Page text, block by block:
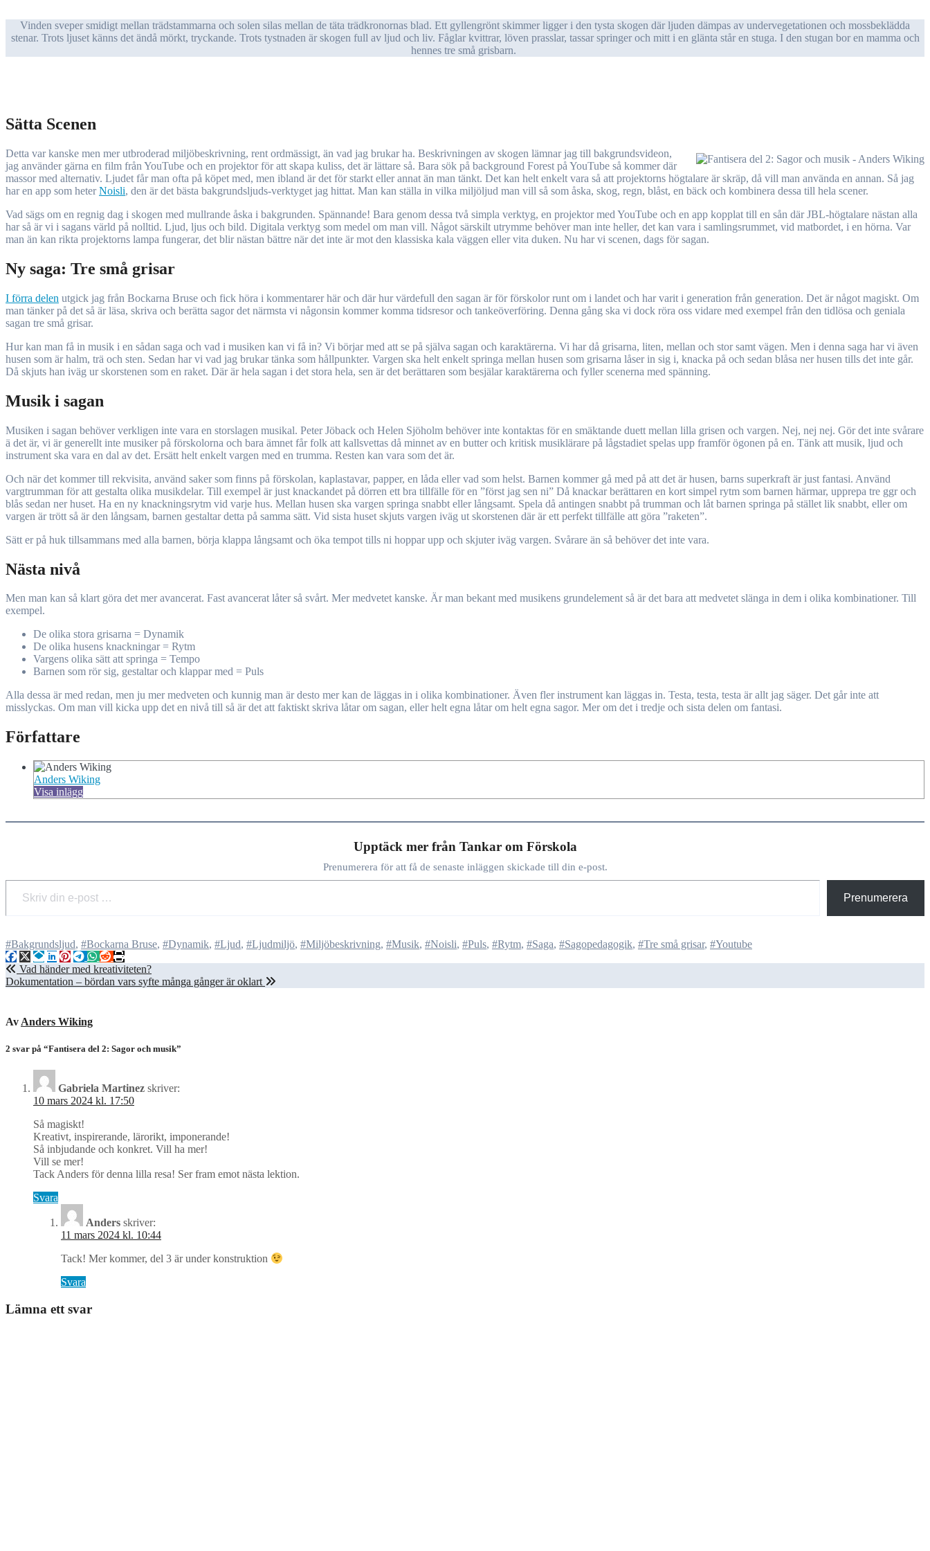
Vinden sveper smidigt mellan trädstammarna och solen silas mellan de täta trädkronornas blad. Ett gyllengrönt skimmer ligger i den tysta skogen där ljuden dämpas av undervegetationen och mossbeklädda
stenar. Trots ljuset känns det ändå mörkt, tryckande. Trots tystnaden är skogen full av ljud och liv. Fåglar kvittrar, löven prasslar, tassar springer och mitt i en glänta står en stuga. I den stugan bor en mamma och
hennes tre små grisbarn.
Sätta Scenen
Detta var kanske men mer utbroderad miljöbeskrivning, rent ordmässigt, än vad jag brukar ha. Beskrivningen av skogen lämnar jag till bakgrundsvideon,
jag använder gärna en film från YouTube och en projektor för att skapa kuliss, det är lättare så. Bara sök på background Forest på YouTube så kommer där
massor med alternativ. Ljudet får man ofta på köpet med, men ibland är det för starkt eller annat än man tänkt. Det kan helt enkelt vara så att projektorns högtalare är skräp, då vill man använda en annan. Så jag
har en app som heterNoisli, den är det bästa bakgrundsljuds-verktyget jag hittat. Man kan ställa in vilka miljöljud man vill så som åska, skog, regn, blåst, en bäck och kombinera dessa till hela scener.
Vad sägs om en regnig dag i skogen med mullrande åska i bakgrunden. Spännande! Bara genom dessa två simpla verktyg, en projektor med YouTube och en app kopplat till en sån där JBL-högtalare nästan alla
har så är vi i sagans värld på nolltid. Ljud, ljus och bild. Digitala verktyg som medel om man vill. Något särskilt utrymme behöver man inte heller, det kan vara i samlingsrummet, vid matbordet, i en hörna. Var
man än kan rikta projektorns lampa fungerar, det blir nästan bättre när det inte är mot den klassiska kala väggen eller vita duken. Nu har vi scenen, dags för sagan.
Ny saga: Tre små grisar
I förra delen utgick jag från Bockarna Bruse och fick höra i kommentarer här och där hur värdefull den sagan är för förskolor runt om i landet och har varit i generation från generation. Det är något magiskt. Om
man tänker på det så är läsa, skriva och berätta sagor det närmsta vi någonsin kommer komma tidsresor och tankeöverföring. Denna gång ska vi dock röra oss vidare med exempel från den tidlösa och geniala
sagan tre små grisar.
Hur kan man få in musik i en sådan saga och vad i musiken kan vi få in? Vi börjar med att se på själva sagan och karaktärerna. Vi har då grisarna, liten, mellan och stor samt vägen. Men i denna saga har vi även
husen som är halm, trä och sten. Sedan har vi vad jag brukar tänka som hållpunkter. Vargen ska helt enkelt springa mellan husen som grisarna låser in sig i, knacka på och sedan blåsa ner husen tills det inte går.
Då skjuts han iväg ur skorstenen som en raket. Där är hela sagan i det stora hela, sen är det berättaren som besjälar karaktärerna och fyller scenerna med spänning.
Musik i sagan
Musiken i sagan behöver verkligen inte vara en storslagen musikal. Peter Jöback och Helen Sjöholm behöver inte kontaktas för en smäktande duett mellan lilla grisen och vargen. Nej, nej nej. Gör det inte svårare
ä det är, vi är generellt inte musiker på förskolorna och bara ämnet får folk att kallsvettas då minnet av en butter och kritisk musiklärare på lågstadiet spelas upp framför ögonen på en. Tänk att musik, ljud och
instrument ska vara en dal av det. Ersätt helt enkelt vargen med en trumma. Resten kan vara som det är.
Och när det kommer till rekvisita, använd saker som finns på förskolan, kaplastavar, papper, en låda eller vad som helst. Barnen kommer gå med på att det är husen, barns superkraft är just fantasi. Använd
vargtrumman för att gestalta olika musikdelar. Till exempel är just knackandet på dörren ett bra tillfälle för en ”först jag sen ni” Då knackar berättaren en kort simpel rytm som barnen härmar, upprepa tre ggr och
blås sedan ner huset. Ha en ny knackningsrytm vid varje hus. Mellan husen ska vargen springa snabbt eller långsamt. Spela då antingen snabbt på trumman och låt barnen springa på stället lik snabbt, eller om
vargen är trött så är den långsam, barnen gestaltar detta på samma sätt. Vid sista huset skjuts vargen iväg ut skorstenen där är ett perfekt tillfälle att göra ”raketen”.
Sätt er på huk tillsammans med alla barnen, börja klappa långsamt och öka tempot tills ni hoppar upp och skjuter iväg vargen. Svårare än så behöver det inte vara.
Nästa nivå
Men man kan så klart göra det mer avancerat. Fast avancerat låter så svårt. Mer medvetet kanske. Är man bekant med musikens grundelement så är det bara att medvetet slänga in dem i olika kombinationer. Till
exempel.
De olika stora grisarna = Dynamik
De olika husens knackningar = Rytm
Vargens olika sätt att springa = Tempo
Barnen som rör sig, gestaltar och klappar med = Puls
Alla dessa är med redan, men ju mer medveten och kunnig man är desto mer kan de läggas in i olika kombinationer. Även fler instrument kan läggas in. Testa, testa, testa är allt jag säger. Det går inte att
misslyckas. Om man vill kicka upp det en nivå till så är det att faktiskt skriva låtar om sagan, eller helt egna låtar om helt egna sagor. Mer om det i tredje och sista delen om fantasi.
Författare
Anders Wiking
Visa inlägg
Upptäck mer från Tankar om Förskola
Prenumerera för att få de senaste inläggen skickade till din e-post.
Skriv din e-post …
Prenumerera
#Bakgrundsljud, #Bockarna Bruse, #Dynamik, #Ljud, #Ljudmiljö, #Miljöbeskrivning, #Musik, #Noisli, #Puls, #Rytm, #Saga, #Sagopedagogik, #Tre små grisar, #Youtube
Inläggsnavigering
Vad händer med kreativiteten?
Dokumentation – bördan vars syfte många gånger är oklart
Av Anders Wiking
2 svar på “Fantisera del 2: Sagor och musik”
Gabriela Martinez skriver:
10 mars 2024 kl. 17:50
Så magiskt!
Kreativt, inspirerande, lärorikt, imponerande!
Så inbjudande och konkret. Vill ha mer!
Vill se mer!
Tack Anders för denna lilla resa! Ser fram emot nästa lektion.
Svara
Anders skriver:
11 mars 2024 kl. 10:44
Tack! Mer kommer, del 3 är under konstruktion
Svara
Lämna ett svar